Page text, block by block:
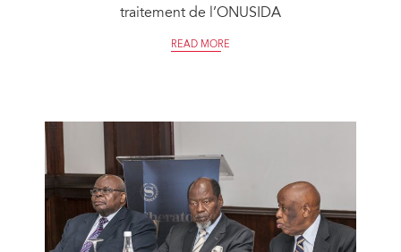
traitement de l’ONUSIDA
READ MORE